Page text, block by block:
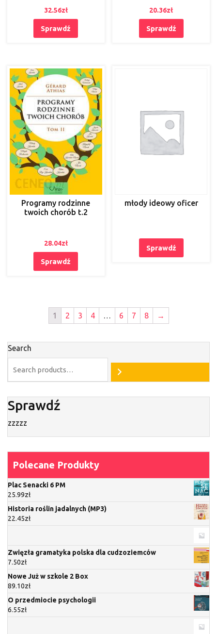
32.56zł
Sprawdź
20.36zł
Sprawdź
Programy rodzinne
twoich chorób t.2
28.04zł
Sprawdź
młody ideowy oficer
Sprawdź
1 2 3 4 … 6 7 8 →
Search
Sprawdź
zzzzz
Polecane Produkty
Plac Senacki 6 PM
25.99zł
Historia roślin jadalnych (MP3)
22.45zł
Zwięzła gramatyka polska dla cudzoziemców
7.50zł
Nowe Już w szkole 2 Box
89.10zł
O przedmiocie psychologii
6.55zł